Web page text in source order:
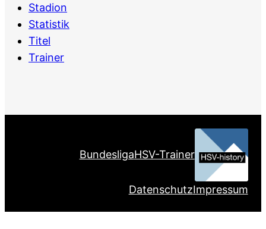
Stadion
Statistik
Titel
Trainer
BundesligaHSV-Trainer
DatenschutzImpressum